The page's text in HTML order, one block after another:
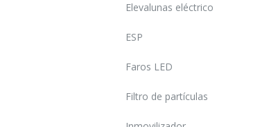
Elevalunas eléctrico
ESP
Faros LED
Filtro de partículas